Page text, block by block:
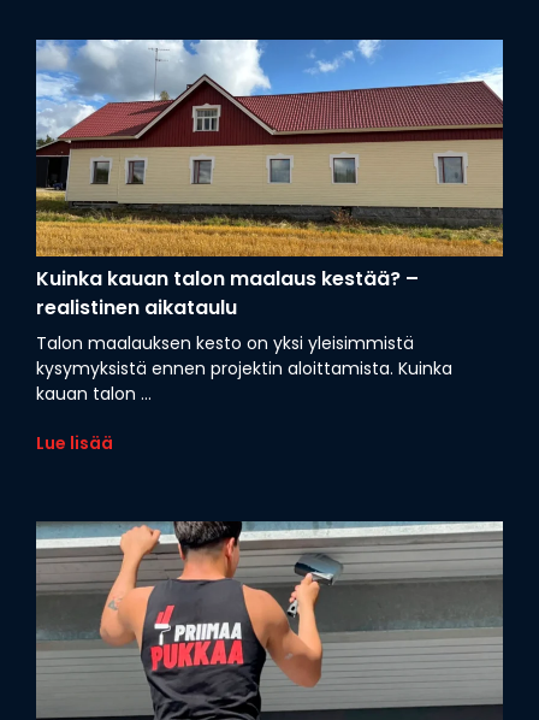
Kuinka kauan talon maalaus kestää? –
realistinen aikataulu
Talon maalauksen kesto on yksi yleisimmistä
kysymyksistä ennen projektin aloittamista. Kuinka
kauan talon ...
Lue lisää